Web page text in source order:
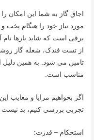
اجاق گاز به شما این امکان
مورد نیاز خود را هنگام پخت
برقی است که شاید بارها نام
از تست فندک، شعله گاز
تامین می شود. به همین
مناسب است.
اگر بخواهیم مزایا و معایب
تجربی بررسی کنیم، بد نیست
استحکام – قدرت: